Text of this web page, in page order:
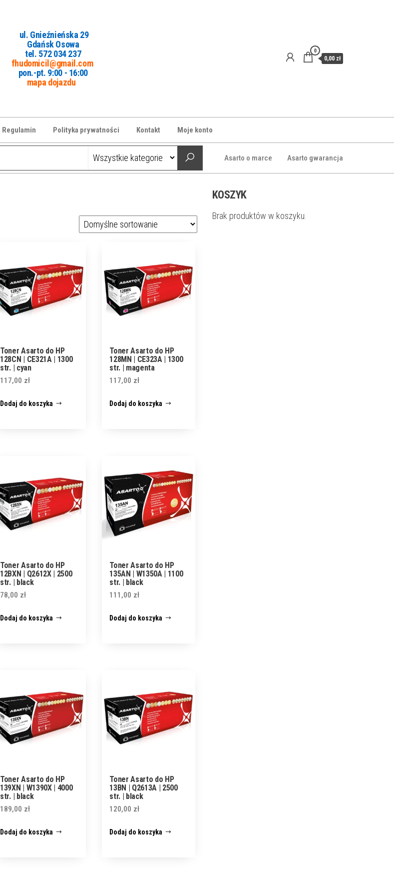
ul. Gnieźnieńska 29
Gdańsk Osowa
tel. 572 034 237
fhudomicil@gmail.com
pon.-pt. 9:00 - 16:00
mapa dojazdu
0
0,00 zł
Regulamin Polityka prywatności Kontakt Moje konto
Asarto o marce Asarto gwarancja
Toner Asarto do HP
128CN | CE321A | 1300
str. | cyan
117,00 zł
Dodaj do koszyka
Toner Asarto do HP
128MN | CE323A | 1300
str. | magenta
117,00 zł
Dodaj do koszyka
Toner Asarto do HP
12BXN | Q2612X | 2500
str. | black
78,00 zł
Dodaj do koszyka
Toner Asarto do HP
135AN | W1350A | 1100
str. | black
111,00 zł
Dodaj do koszyka
Toner Asarto do HP
139XN | W1390X | 4000
str. | black
189,00 zł
Dodaj do koszyka
Toner Asarto do HP
13BN | Q2613A | 2500
str. | black
120,00 zł
Dodaj do koszyka
KOSZYK
Brak produktów w koszyku.